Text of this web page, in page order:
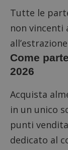
Tutte le
non vincenti
Come
2026
Acquista
in un unico
punti
dedicato al